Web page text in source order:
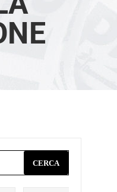
CERCA